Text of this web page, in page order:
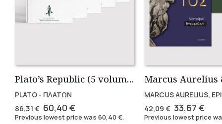
Plato’s Republic (5 volumes)
PLATO - ΠΛΑΤΩΝ
86,31€ Original
price
60,40€
price
Previous lowest price was 60,40€.
MARCUS AURELIUS,
42,09€ Original
price
33,67 €
Previous lowest price